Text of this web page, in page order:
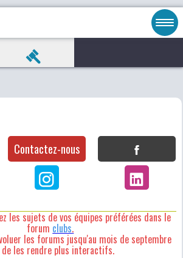
Contactez-nous
les sujets de vos équipes préférées dans le
forum clubs.
les forums jusqu'au mois de septembre
de les rendre plus interactifs.